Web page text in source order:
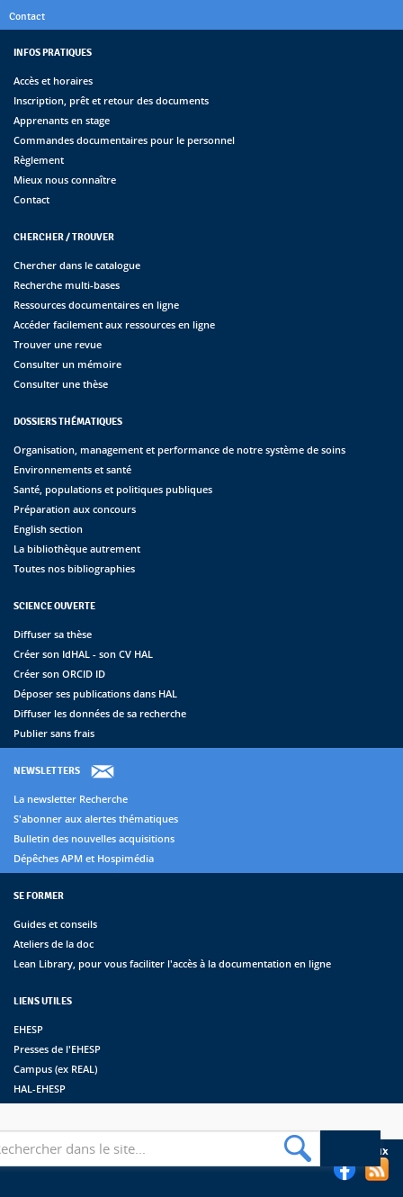
Contact
INFOS PRATIQUES
Accès et horaires
Inscription, prêt et retour des documents
Apprenants en stage
Commandes documentaires pour le personnel
Règlement
Mieux nous connaître
Contact
CHERCHER / TROUVER
Chercher dans le catalogue
Recherche multi-bases
Ressources documentaires en ligne
Accéder facilement aux ressources en ligne
Trouver une revue
Consulter un mémoire
Consulter une thèse
DOSSIERS THÉMATIQUES
Organisation, management et performance de notre système de soins
Environnements et santé
Santé, populations et politiques publiques
Préparation aux concours
English section
La bibliothèque autrement
Toutes nos bibliographies
SCIENCE OUVERTE
Diffuser sa thèse
Créer son IdHAL - son CV HAL
Créer son ORCID ID
Déposer ses publications dans HAL
Diffuser les données de sa recherche
Publier sans frais
NEWSLETTERS
La newsletter Recherche
S'abonner aux alertes thématiques
Bulletin des nouvelles acquisitions
Dépêches APM et Hospimédia
SE FORMER
Guides et conseils
Ateliers de la doc
Lean Library, pour vous faciliter l'accès à la documentation en ligne
LIENS UTILES
EHESP
Presses de l'EHESP
Campus (ex REAL)
HAL-EHESP
Suivez les bibliothèques de l'EHESP sur les réseaux sociaux